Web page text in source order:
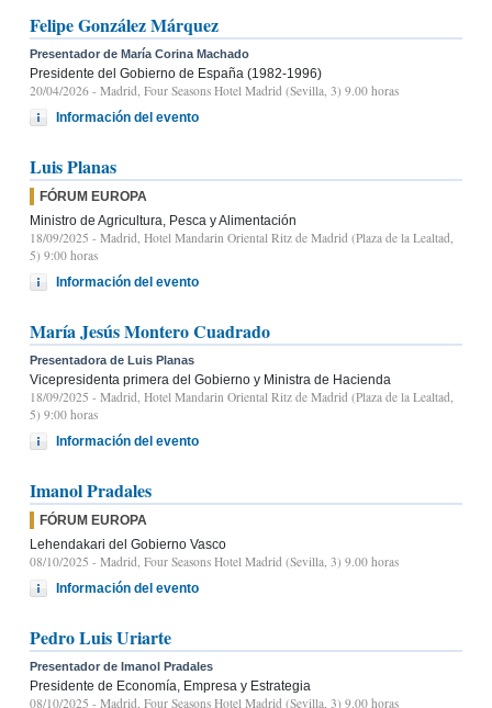
Felipe González Márquez
Presentador de María Corina Machado
Presidente del Gobierno de España (1982-1996)
20/04/2026 - Madrid, Four Seasons Hotel Madrid (Sevilla, 3) 9.00 horas
Información del evento
Luis Planas
FÓRUM EUROPA
Ministro de Agricultura, Pesca y Alimentación
18/09/2025 - Madrid, Hotel Mandarin Oriental Ritz de Madrid (Plaza de la Lealtad,
5) 9:00 horas
Información del evento
María Jesús Montero Cuadrado
Presentadora de Luis Planas
Vicepresidenta primera del Gobierno y Ministra de Hacienda
18/09/2025 - Madrid, Hotel Mandarin Oriental Ritz de Madrid (Plaza de la Lealtad,
5) 9:00 horas
Información del evento
Imanol Pradales
FÓRUM EUROPA
Lehendakari del Gobierno Vasco
08/10/2025 - Madrid, Four Seasons Hotel Madrid (Sevilla, 3) 9.00 horas
Información del evento
Pedro Luis Uriarte
Presentador de Imanol Pradales
Presidente de Economía, Empresa y Estrategia
08/10/2025 - Madrid, Four Seasons Hotel Madrid (Sevilla, 3) 9.00 horas